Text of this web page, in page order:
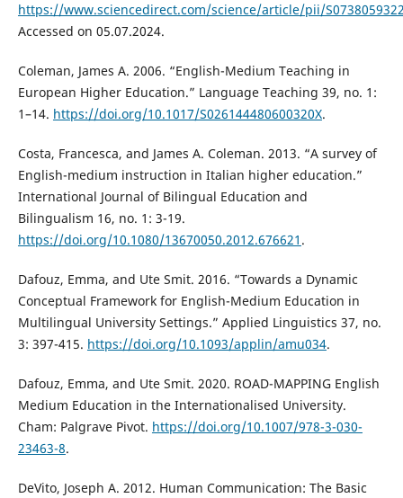
https://www.sciencedirect.com/science/article/pii/
Accessed on 05.07.2024.
Coleman, James A. 2006. “English-Medium Teaching in
European Higher Education.” Language Teaching 39, no. 1:
1–14. https://doi.org/10.1017/S026144480600320X.
Costa, Francesca, and James A. Coleman. 2013. “A survey of
English-medium instruction in Italian higher education.”
International Journal of Bilingual Education and
Bilingualism 16, no. 1: 3-19.
https://doi.org/10.1080/13670050.2012.676621 .
Dafouz, Emma, and Ute Smit. 2016. “Towards a Dynamic
Conceptual Framework for English-Medium Education in
Multilingual University Settings.” Applied Linguistics 37, no.
3: 397-415. https://doi.org/10.1093/applin/amu034.
Dafouz, Emma, and Ute Smit. 2020. ROAD-MAPPING English
Medium Education in the Internationalised University.
Cham: Palgrave Pivot. https://doi.org/10.1007/978-3-030-
23463-8.
DeVito, Joseph A. 2012. Human Communication: The Basic